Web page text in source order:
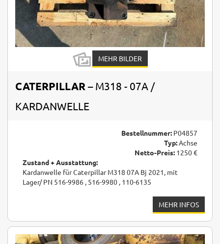
MEHR BILDER
CATERPILLAR – M318 - 07A /
KARDANWELLE
Bestellnummer: P04857
Typ:Achse
Netto-Preis: 1250 €
Zustand + Ausstattung:
Kardanwelle für Caterpillar M318 07A Bj 2021, mit
Lager/ PN 516-9986 , 516-9980 , 110-6135
MEHR INFOS